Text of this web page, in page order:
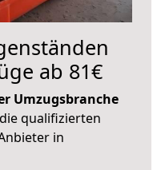
ab 81€
Umzugsbranche
qualifizierten
in